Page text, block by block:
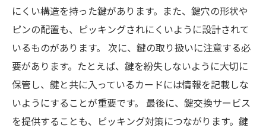
にくい構造を持った鍵があります。また、鍵穴の形状や
ピンの配置も、ピッキングされにくいように設計されて
いるものがあります。 次に、鍵の取り扱いに注意する必
要があります。たとえば、鍵を紛失しないように大切に
保管し、鍵と共に入っているカードには情報を記載しな
いようにすることが重要です。 最後に、鍵交換サービス
を提供することも、ピッキング対策につながります。鍵